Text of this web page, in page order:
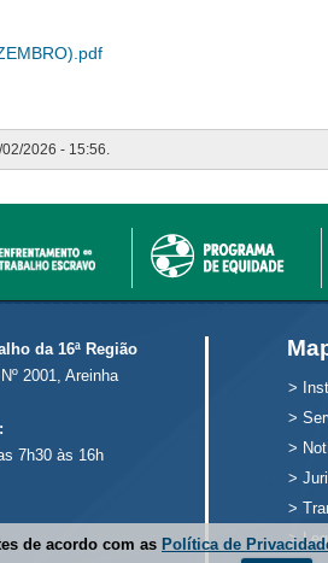
de acordo com as Política de
2026 - 15:56.
da 16ª Região
2001, Areinha
7h30 às 16h
>
>
>
>
>
>